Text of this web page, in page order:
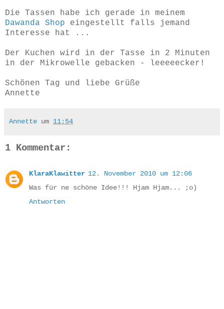
Die Tassen habe ich gerade in meinem
Dawanda Shop eingestellt falls jemand
Interesse hat ...
Der Kuchen wird in der Tasse in 2 Minuten
in der Mikrowelle gebacken - leeeeecker!
Schönen Tag und liebe Grüße
Annette
Annette um 11:54
1 Kommentar:
KlaraKlawitter 12. November 2010 um 12:06
Was für ne schöne Idee!!! Hjam Hjam... ;o)
Antworten